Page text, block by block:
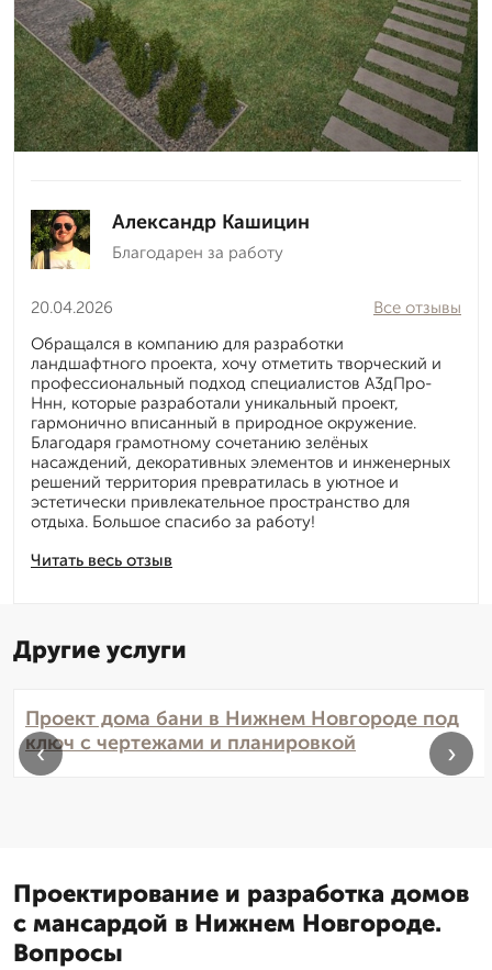
Александр Кашицин
Благодарен за работу
20.04.2026
Читать весь отзыв
Все отзывы
Обращался в компанию для разработки
ландшафтного проекта, хочу отметить творческий и
профессиональный подход специалистов А3дПро-
Ннн, которые разработали уникальный проект,
гармонично вписанный в природное окружение.
Благодаря грамотному сочетанию зелёных
насаждений, декоративных элементов и инженерных
решений территория превратилась в уютное и
эстетически привлекательное пространство для
отдыха. Большое спасибо за работу!
Другие услуги
Проект дома бани в Нижнем Новгороде под
ключ с чертежами и планировкой
‹ ›
Проектирование и разработка домов
с мансардой в Нижнем Новгороде.
Вопросы